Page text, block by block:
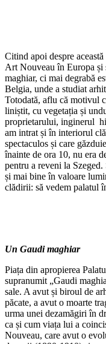
Citind apoi despre
Art Nouveau în Europa și
maghiar, ci mai degrabă
Belgia, unde a studiat
Totodată, aflu că motivul
liniștit, cu vegetația și
proprietarului, inginerul
am intrat și în interiorul
spectaculos și care
înainte de ora 10, nu era
pentru a reveni la
și mai bine în valoare
clădirii: să vedem palatul
Un Gaudi maghiar
Piața din apropierea
supranumit „Gaudi
sale. A avut și biroul de
păcate, a avut o moarte
urma unei dezamăgiri în
ca și cum viața lui a
Nouveau, care avut o